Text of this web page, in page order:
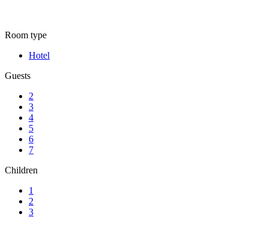
Room type
Hotel
Guests
2
3
4
5
6
7
Children
1
2
3